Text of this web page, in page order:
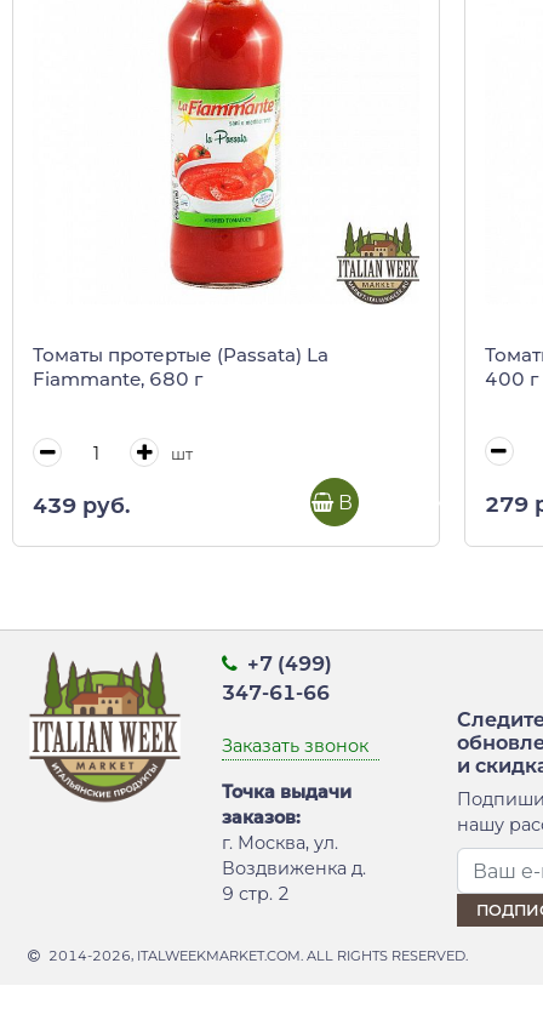
Томаты протертые (Passata) La
Fiammante, 680 г
шт
439 руб. В корзину
400 г
279
+7 (499)
347-61-66
Заказать звонок
Точка выдачи
заказов:
г. Москва, ул.
Воздвиженка д.
9 стр. 2
и
нашу
2014-2026, ITALWEEKMARKET.COM. ALL RIGHTS RESERVED.